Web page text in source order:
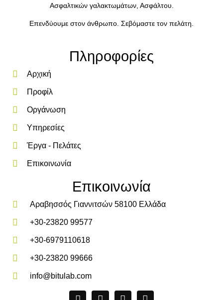
Ασφαλτικών γαλακτωμάτων, Ασφάλτου.
Επενδύουμε στον άνθρωπο. Σεβόμαστε τον πελάτη.
Πληροφορίες
Αρχική
Προφίλ
Οργάνωση
Υπηρεσίες
Έργα - Πελάτες
Επικοινωνία
Επικοινωνία
Αραβησσός Γιαννιτσών 58100 Ελλάδα
+30-23820 99577
+30-6979110618
+30-23820 99666
info@bitulab.com